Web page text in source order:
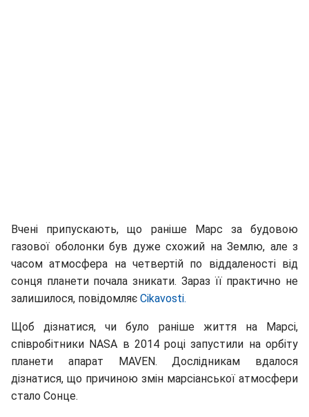
Вчені припускають, що раніше Марс за будовою
газової оболонки був дуже схожий на Землю, але з
часом атмосфера на четвертій по віддаленості від
сонця планети почала зникати. Зараз її практично не
залишилося, повідомляє Cikavosti.
Щоб дізнатися, чи було раніше життя на Марсі,
співробітники NASA в 2014 році запустили на орбіту
планети апарат MAVEN. Дослідникам вдалося
дізнатися, що причиною змін марсіанської атмосфери
стало Сонце.